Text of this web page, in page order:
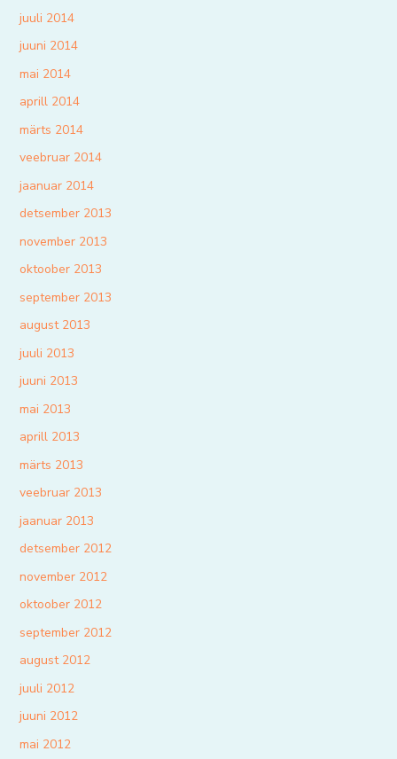
juuli 2014
juuni 2014
mai 2014
aprill 2014
märts 2014
veebruar 2014
jaanuar 2014
detsember 2013
november 2013
oktoober 2013
september 2013
august 2013
juuli 2013
juuni 2013
mai 2013
aprill 2013
märts 2013
veebruar 2013
jaanuar 2013
detsember 2012
november 2012
oktoober 2012
september 2012
august 2012
juuli 2012
juuni 2012
mai 2012